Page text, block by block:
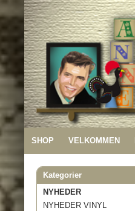
SHOP VELKOMMEN
Kategorier
NYHEDER
NYHEDER VINYL